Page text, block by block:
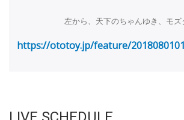
左から、天下のちゃんゆき、モズ
https://ototoy.jp/feature/2018080101